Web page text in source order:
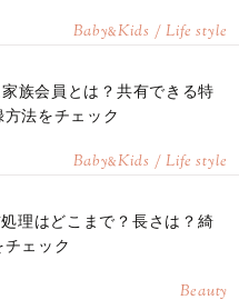
Baby&Kids / Life style
族会員とは？共有できる特
法をチェック
Baby&Kids / Life style
理はどこまで？長さは？綺
ェック
Beauty